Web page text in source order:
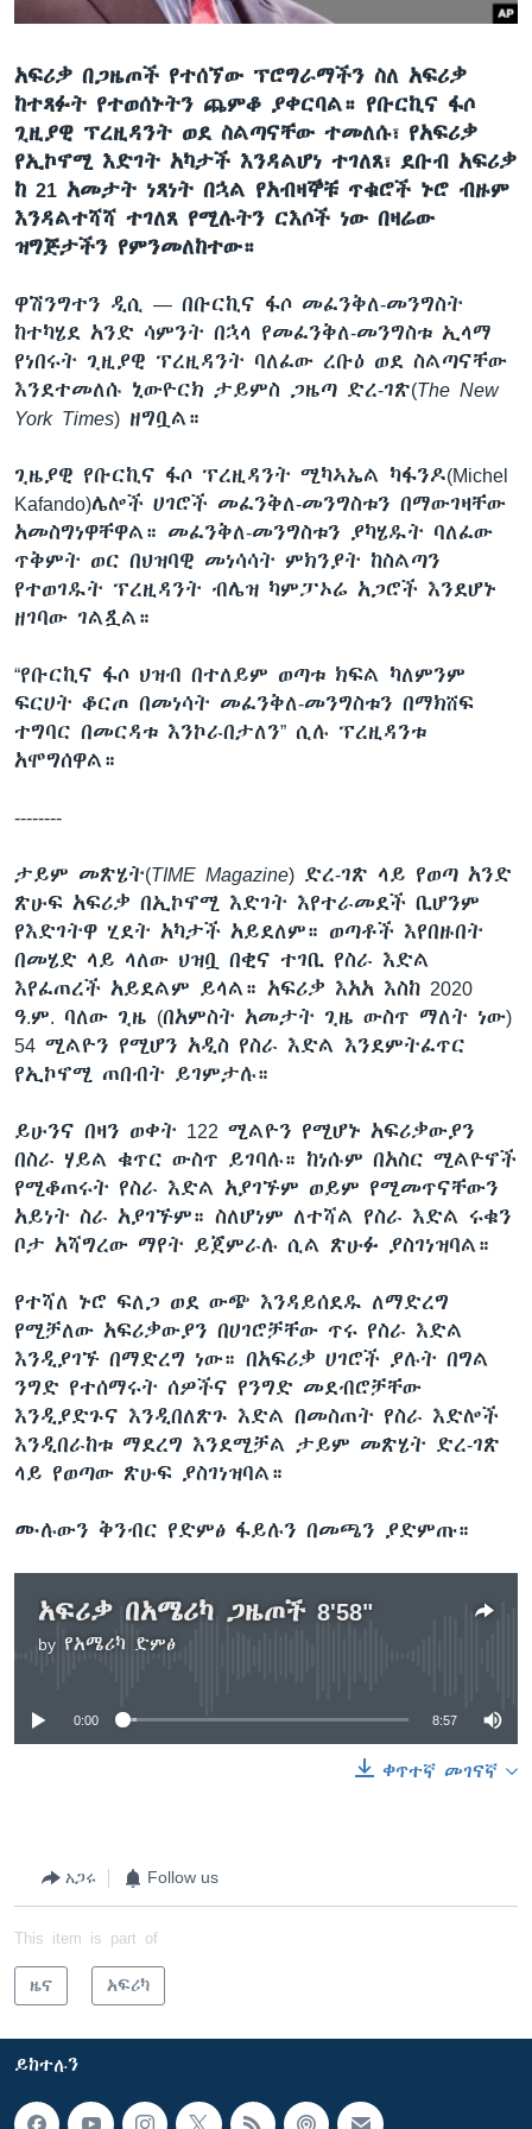
ቋንቋዎች
አፍሪቃ በጋዜጦች የተሰኘው ፕሮግራማችን ስለ አፍሪቃ
ከተጻፉት የተወሰኑትን ጨምቆ ያቀርባል። የቡርኪና ፋሶ
ጊዚያዊ ፕረዚዳንት ወደ ስልጣናቸው ተመለሱ፣ የአፍሪቃ
የኢኮኖሚ እድገት አካታች እንዳልሆነ ተገለጸ፣ ደቡብ አፍሪቃ
ከ 21 አመታት ነጻነት በኋል የአብዛኞቹ ጥቁሮች ኑሮ ብዙም
እንዳልተሻሻ ተገለጸ የሚሉትን ርእሶች ነው በዛሬው
ዝግጅታችን የምንመለከተው።
ዋሽንግተን ዲሲ — በቡርኪና ፋሶ መፈንቅለ-መንግስት
ከተካሄደ አንድ ሳምንት በኋላ የመፈንቅለ-መንግስቱ ኢላማ
የነበሩት ጊዚያዊ ፕረዚዳንት ባለፈው ረቡዕ ወደ ስልጣናቸው
እንደተመለሱ ኒውዮርክ ታይምስ ጋዜጣ ድረ-ገጽ(The New
York Times) ዘግቧል።
ጊዜያዊ የቡርኪና ፋሶ ፕረዚዳንት ሚካኣኤል ካፋንዶ(Michel
Kafando)ሌሎች ሀገሮች መፈንቅለ-መንግስቱን በማውገዛቸው
አመስግነዋቸዋል። መፈንቅለ-መንግስቱን ያካሄዱት ባለፈው
ጥቅምት ወር በህዝባዊ መነሳሳት ምክንያት ከስልጣን
የተወገዱት ፕረዚዳንት ብሌዝ ካምፓኦሬ አጋሮች እንደሆኑ
ዘገባው ገልጿል።
“የቡርኪና ፋሶ ህዝብ በተለይም ወጣቱ ክፍል ካለምንም
ፍርሀት ቆርጦ በመነሳት መፈንቅለ-መንግስቱን በማክሸፍ
ተግባር በመርዳቱ እንኮራበታለን” ሲሉ ፕረዚዳንቱ
አሞግሰዋል።
--------
ታይም መጽሄት(TIME Magazine) ድረ-ገጽ ላይ የወጣ አንድ
ጽሁፍ አፍሪቃ በኢኮኖሚ እድገት እየተራመደች ቢሆንም
የእድገትዋ ሂደት አካታች አይደለም። ወጣቶች እየበዙበት
በመሄድ ላይ ላለው ህዝቧ በቂና ተገቢ የስራ እድል
እየፈጠረች አይደልም ይላል። አፍሪቃ እአአ እስከ 2020
ዓ.ም. ባለው ጊዜ (በአምስት አመታት ጊዜ ውስጥ ማለት ነው)
54 ሚልዮን የሚሆን አዲስ የስራ እድል እንደምትፈጥር
የኢኮኖሚ ጠበብት ይገምታሉ።
ይሁንና በዛን ወቀት 122 ሚልዮን የሚሆኑ አፍሪቃውያን
በስራ ሃይል ቁጥር ውስጥ ይገባሉ። ከነሱም በአስር ሚልዮኖች
የሚቆጠሩት የስራ እድል አያገኙም ወይም የሚመጥናቸውን
አይነት ስራ አያገኙም። ስለሆነም ለተሻል የስራ እድል ሩቁን
ቦታ አሻግረው ማየት ይጀምራሉ ሲል ጽሁፉ ያስገነዝባል።
የተሻለ ኑሮ ፍለጋ ወደ ውጭ እንዳይሰደዱ ለማድረግ
የሚቻለው አፍሪቃውያን በሀገሮቻቸው ጥሩ የስራ እድል
እንዲያገኙ በማድረግ ነው። በአፍሪቃ ሀገሮች ያሉት በግል
ንግድ የተሰማሩት ሰዎችና የንግድ መደብሮቻቸው
እንዲያድጉና እንዲበለጽጉ እድል በመስጠት የስራ እድሎች
እንዲበራከቱ ማደረግ እንደሚቻል ታይም መጽሄት ድረ-ገጽ
ላይ የወጣው ጽሁፍ ያስገነዝባል።
ሙሉውን ቅንብር የድምፅ ፋይሉን በመጫን ያድምጡ።
አፍሪቃ በአሜሪካ ጋዜጦች 8'58"
by የአሜሪካ ድምፅ
No media source currently available
0:00 8:57
ቀጥተኛ መገናኛ
አጋሩ Follow us
This item is part of
ዜና አፍሪካ
ይከተሉን